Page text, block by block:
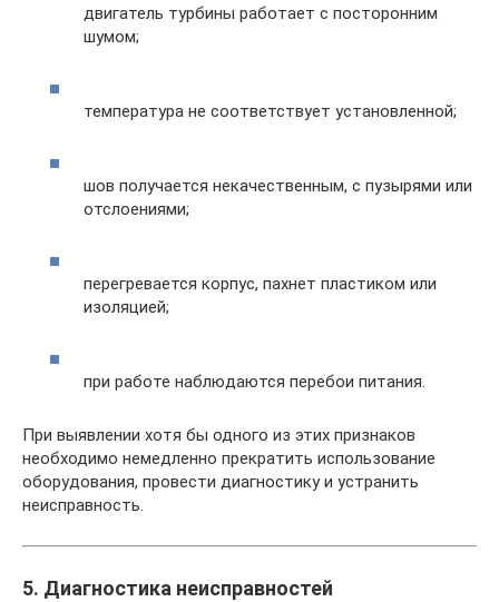
двигатель турбины работает с посторонним
шумом;
температура не соответствует установленной;
шов получается некачественным, с пузырями или
отслоениями;
перегревается корпус, пахнет пластиком или
изоляцией;
при работе наблюдаются перебои питания.
При выявлении хотя бы одного из этих признаков
необходимо немедленно прекратить использование
оборудования, провести диагностику и устранить
неисправность.
5. Диагностика неисправностей